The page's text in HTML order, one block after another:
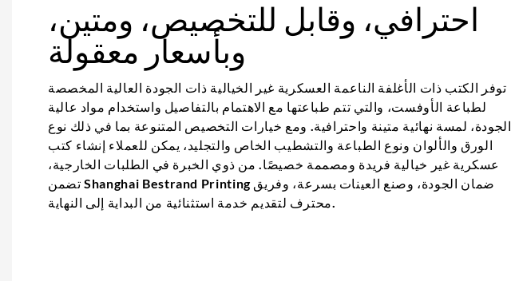
احترافي، وقابل للتخصيص، ومتين،
توفر الكتب ذات الأغلفة الناعمة العسكرية غير الخيالية ذات الجودة العالية المخصصة
لطباعة الأوفست، والتي تتم طباعتها مع الاهتمام بالتفاصيل واستخدام مواد عالية
الجودة، لمسة نهائية متينة واحترافية. ومع خيارات التخصيص المتنوعة بما في ذلك نوع
الورق والألوان ونوع الطباعة والتشطيب الخاص والتجليد، يمكن للعملاء إنشاء كتب
عسكرية غير خيالية فريدة ومصممة خصيصًا. من ذوي الخبرة في الطلبات الخارجية،
تضمن Shanghai Bestrand Printing ضمان الجودة، وصنع العينات بسرعة، وفريق